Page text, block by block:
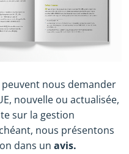
nous demander
nouvelle ou actualisée,
sur la gestion
nous présentons
dans un avis.